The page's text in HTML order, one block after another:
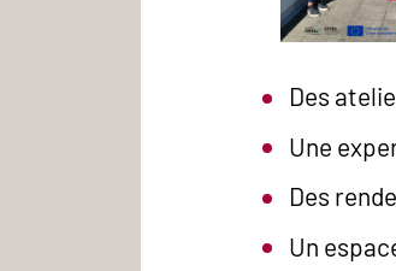
Des
Une
Des
Un